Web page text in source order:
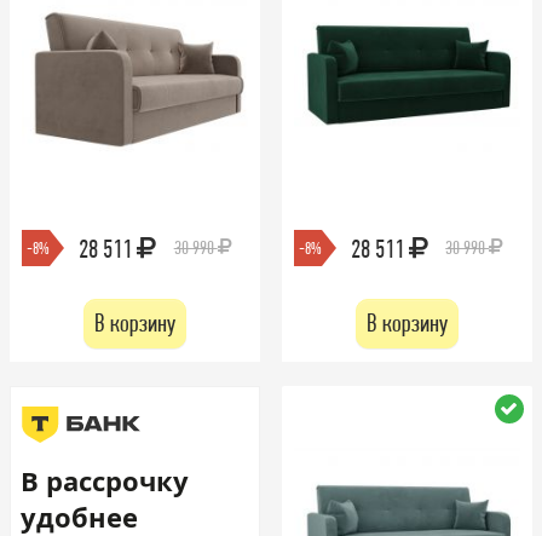
-8% 28 511 30 990
В корзину
-8% 28 511 30 990
В корзину
В рассрочку
удобнее